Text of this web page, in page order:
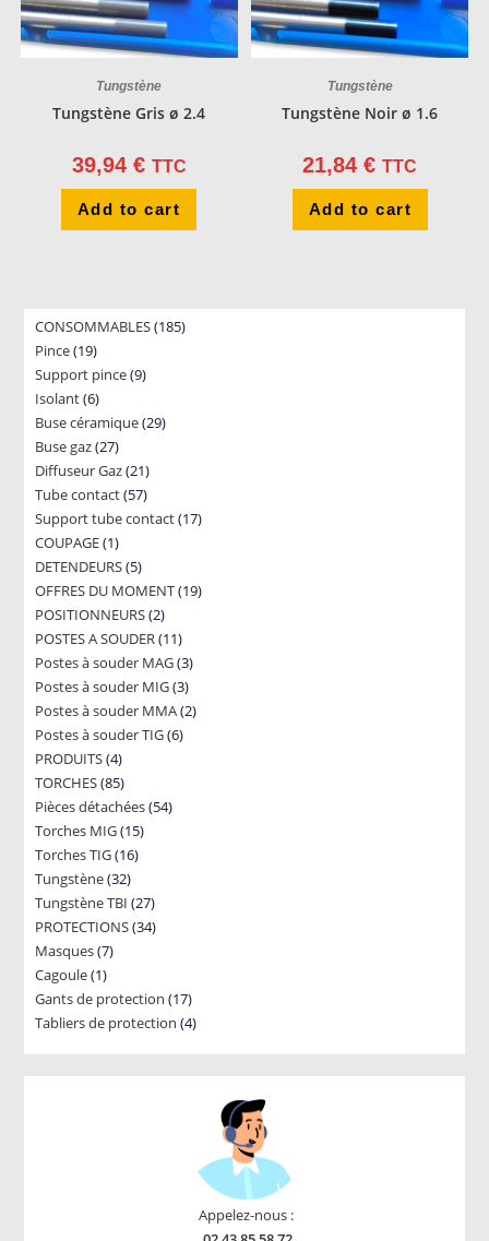
Tungstène
Tungstène Gris ø 2.4
39,94 € TTC
Add to cart
Tungstène
Tungstène Noir ø 1.6
21,84€ TTC
Add to cart
CONSOMMABLES 185185
Pince 1919
products
Support pince 99
Isolant 66
products
Buse céramique 2929
Buse gaz 2727
products
Diffuseur Gaz 2121
products
Tube contact 5757
products
Support tube contact 1717
COUPAGE 11
product
DETENDEURS 55
products
OFFRES DU MOMENT 1919
POSITIONNEURS 22
products
POSTES A SOUDER 1111
products
Postes à souder MAG 33
products
Postes à souder MIG 33
products
Postes à souder MMA 22
Postes à souder TIG 66
PRODUITS 44
products
TORCHES 8585
products
Pièces détachées 5454
Torches MIG 1515
Torches TIG 1616
Tungstène 3232
products
Tungstène TBI 2727
products
PROTECTIONS 3434
Masques 77
Cagoule 11
product
Gants de protection 1717
products
Tabliers de protection 44
Appelez-nous :